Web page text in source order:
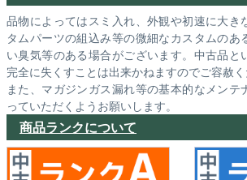
品物によってはスミ入れ、外観や初速に大き
タムパーツの組込み等の微細なカスタムのあ
い臭気等のある場合がございます。中古品と
完全に失くすことは出来かねますのでご容赦く
また、マガジンガス漏れ等の基本的なメンテ
っていただくようお願いします。
商品ランクについて